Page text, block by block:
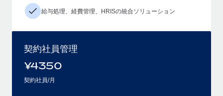
給与処理、経費管理、HRISの統合ソリューション
契約社員管理
¥4350
契約社員/月